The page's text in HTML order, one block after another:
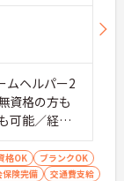
ムヘルパー2
資格の方も
可能／経験
必須（AT
格OK
ブランクOK
保険完備
交通費支給